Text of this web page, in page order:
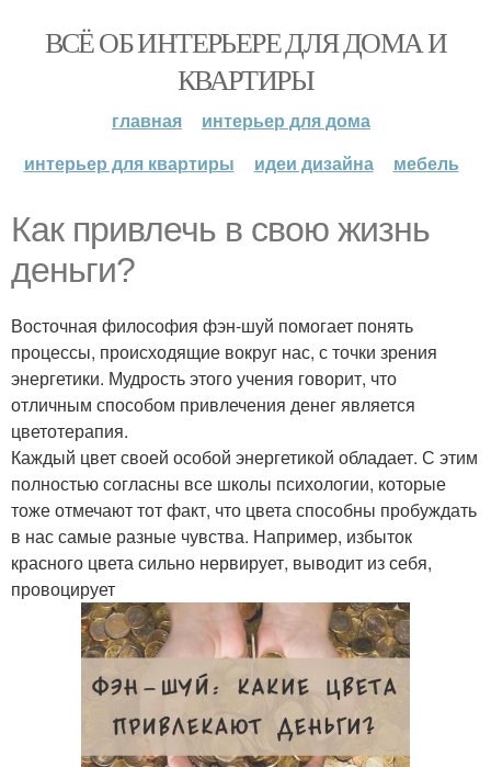
ВСЁ ОБ ИНТЕРЬЕРЕ ДЛЯ ДОМА И
КВАРТИРЫ
главная
интерьер для дома
интерьер для квартиры
идеи дизайна мебель
Как привлечь в свою жизнь
деньги?
Восточная философия фэн-шуй помогает понять
процессы, происходящие вокруг нас, с точки зрения
энергетики. Мудрость этого учения говорит, что
отличным способом привлечения денег является
цветотерапия.
Каждый цвет своей особой энергетикой обладает. С этим
полностью согласны все школы психологии, которые
тоже отмечают тот факт, что цвета способны пробуждать
в нас самые разные чувства. Например, избыток
красного цвета сильно нервирует, выводит из себя,
провоцирует